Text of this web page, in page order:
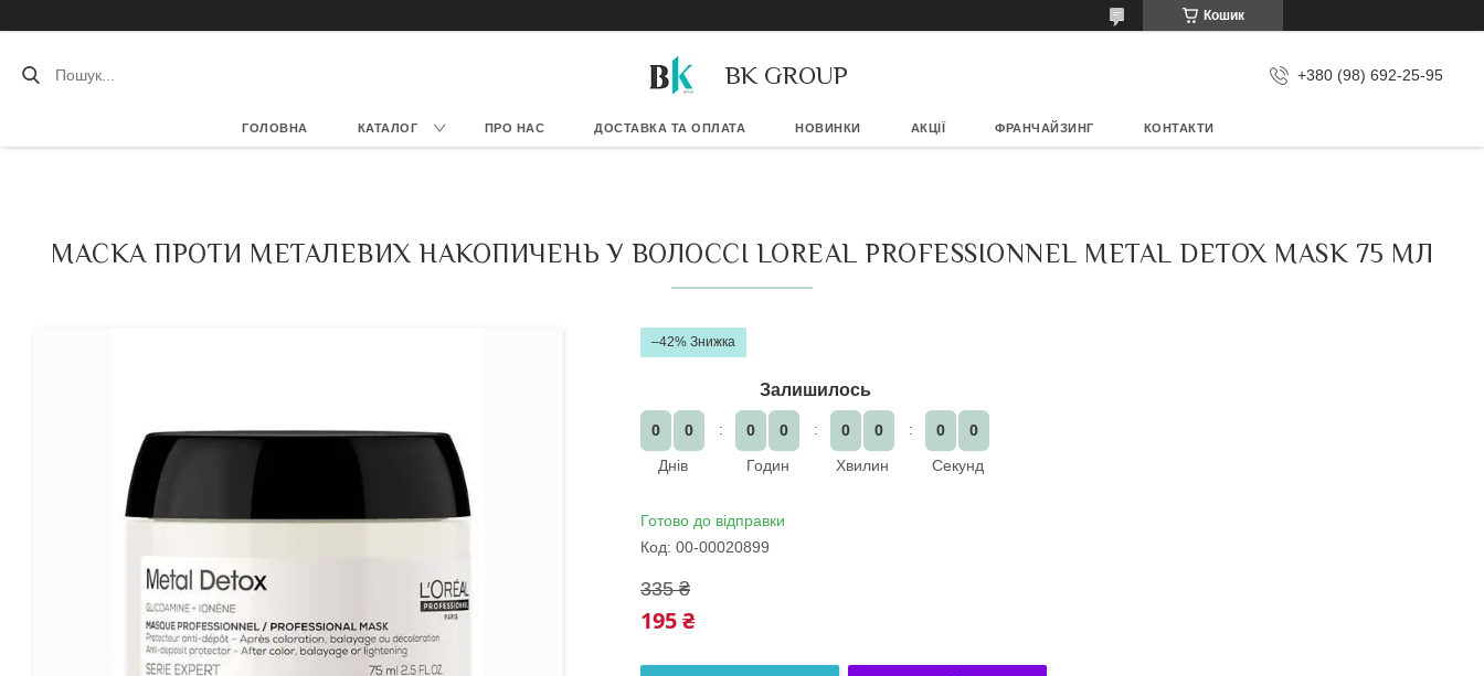
Кошик
BK GROUP +380 (98) 692-25-95
ГОЛОВНА КАТАЛОГ ПРО НАС ДОСТАВКА ТА ОПЛАТА НОВИНКИ АКЦІЇ ФРАНЧАЙЗИНГ КОНТАКТИ
МАСКА ПРОТИ МЕТАЛЕВИХ НАКОПИЧЕНЬ У ВОЛОССІ LOREAL PROFESSIONNEL METAL DETOX MASK 75 МЛ
–42%
Залишилось
0
0
Днів
0
0
Годин
0
0
Хвилин
0
0
Секунд
Готово до відправки
Код: 00-00020899
335 ₴
195 ₴